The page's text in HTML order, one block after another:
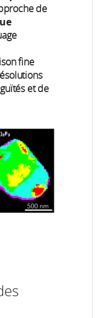
de
fine
et de